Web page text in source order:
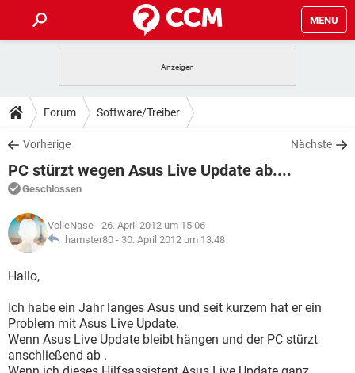
MENU
ANDROID IOS
WINDOWS 10
WHATSAPP TIKTOK
FACEBOOK
TIPPS & TRICKS
SPIELE
WINDOWS 10
WHATSAPP
FACEBOOK HARDWARE
DOWNLOADS
SPIELE STREAMING
ANDROID
WINDOWS 10 INSTAGRAM
WHATSAPP
FACEBOOK
FORUM
SPIELE
ANDROID IOS
FACEBOOK
LEXIKON
SPIELE
ANDROID
WINDOWS 10 INSTAGRAM
WHATSAPP
FACEBOOK
Forum Software/Treiber
Vorherige Nächste
PC stürzt wegen Asus Live Update ab....
Geschlossen
VolleNase - 26. April 2012 um 15:06
hamster80 - 30. April 2012 um 13:48
Hallo,
Ich habe ein Jahr langes Asus und seit kurzem hat er ein
Problem mit Asus Live Update.
Wenn Asus Live Update bleibt hängen und der PC stürzt
anschließend ab .